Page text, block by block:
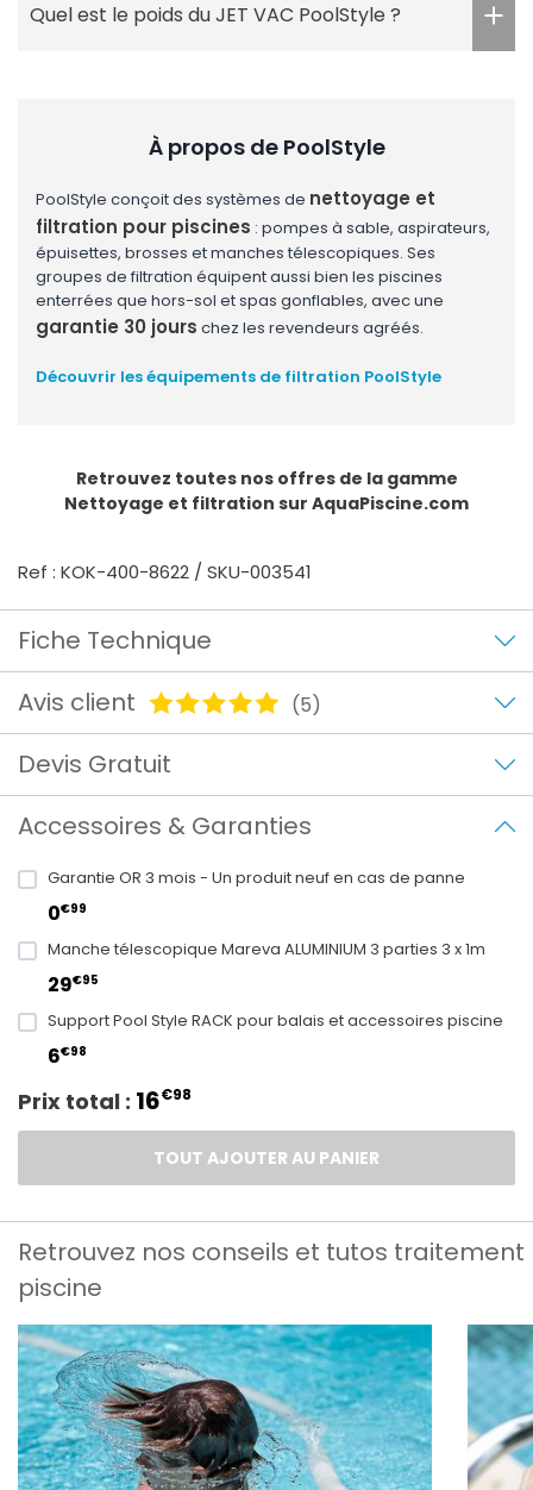
Quel est le poids du JET VAC PoolStyle ?
À propos de PoolStyle
PoolStyle conçoit des systèmes de nettoyage et
filtration pour piscines : pompes à sable, aspirateurs,
épuisettes, brosses et manches télescopiques. Ses
groupes de filtration équipent aussi bien les piscines
enterrées que hors-sol et spas gonflables, avec une
garantie 30 jours chez les revendeurs agréés.
Découvrir les équipements de filtration PoolStyle
Retrouvez toutes nos offres de la gamme
Nettoyage et filtration sur AquaPiscine.com
Ref : KOK-400-8622 / SKU-003541
Fiche Technique
Avis client
(5)
Devis Gratuit
Accessoires & Garanties
Garantie OR 3 mois - Un produit neuf en cas de panne
0€99
Manche télescopique Mareva ALUMINIUM 3 parties 3 x 1m
29€95
Support Pool Style RACK pour balais et accessoires piscine
6€98
Prix total : 16€98
TOUT AJOUTER AU PANIER
Retrouvez nos conseils et tutos traitement
piscine